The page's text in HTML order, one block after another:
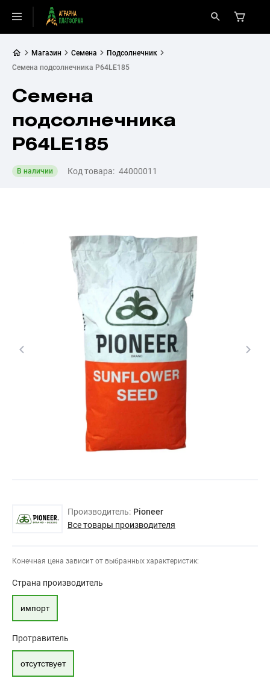
Магазин Семена
Подсолнечник
Семена подсолнечника P64LE185
Семена
подсолнечника
P64LE185
В наличии Код товара: 44000011
Производитель: Pioneer
Все товары производителя
Конечная цена зависит от выбранных характеристик:
Страна производитель
импорт
Протравитель
отсутствует